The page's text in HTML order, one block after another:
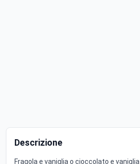
Descrizione
Fragola e vaniglia o cioccolato e vaniglia